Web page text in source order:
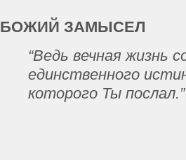
БОЖИЙ ЗАМЫСЕЛ
“Ведь вечная жизнь
единственного
которого Ты послал.”